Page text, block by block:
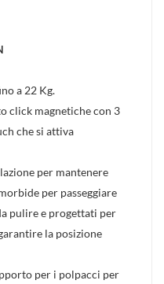
a 22 Kg.
click magnetiche con 3
che si attiva
per mantenere
per passeggiare
pulire e progettati per
la posizione
per i polpacci per